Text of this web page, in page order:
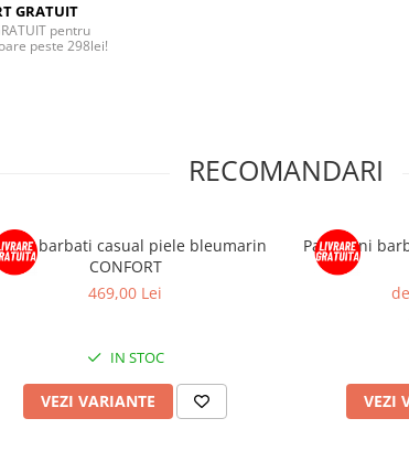
GRATUIT
pentru
peste 298lei!
RECOMANDARI
barbati casual piele bleumarin
CONFORT
469,00 Lei
IN STOC
VEZI VARIANTE
Pantaloni
VEZI